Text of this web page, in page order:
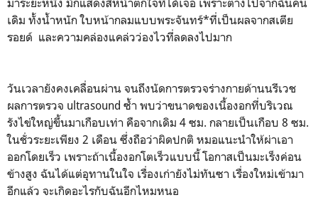
เดิม ทั้งน้ำหนัก ใบหน้ากลมแบบพระจันทร์*ที่เป็นผลจากสเตีย
รอยด์ และความคล่องแคล่วว่องไวที่ลดลงไปมาก
วันเวลายังคงเคลื่อนผ่าน จนถึงนัดการตรวจร่างกายด้านนรีเวช
ผลการตรวจ ultrasound ซ้ำ พบว่าขนาดของเนื้องอกที่บริเวณ
รังไข่ใหญ่ขึ้นมาเกือบเท่า คือจากเดิม 4 ซม. กลายเป็นเกือบ 8 ซม.
ในชั่วระยะเพียง 2 เดือน ซึ่งถือว่าผิดปกติ หมอแนะนำให้ผ่าเอา
ออกโดยเร็ว เพราะถ้าเนื้องอกโตเร็วแบบนี้ โอกาสเป็นมะเร็งค่อน
ข้างสูง ฉันได้แต่อุทานในใจ เรื่องเก่ายังไม่ทันซา เรื่องใหม่เข้ามา
อีกแล้ว จะเกิดอะไรกับฉันอีกไหมหนอ